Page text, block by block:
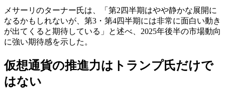
メサーリのターナー氏は、「第2四半期はやや静かな展開に
なるかもしれないが、第3・第4四半期には非常に面白い動き
が出てくると期待している」と述べ、2025年後半の市場動向
に強い期待感を示した。
仮想通貨の推進力はトランプ氏だけで
はない